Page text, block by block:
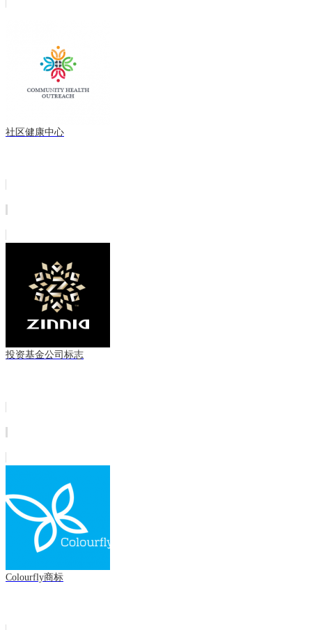
社区健康中心
投资基金公司标志
Colourfly商标